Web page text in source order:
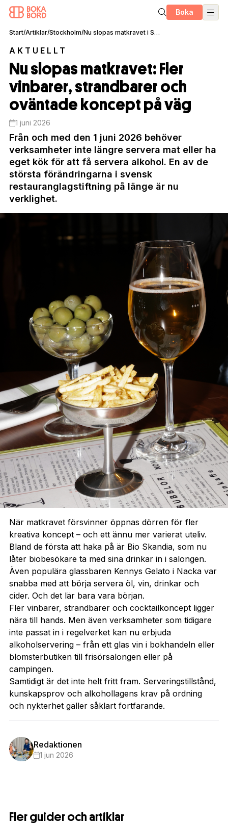
Boka
Start/Artiklar/Stockholm/ Nu slopas matkravet i Sverige
AKTUELLT
Nu slopas matkravet: Fler
vinbarer, strandbarer och
oväntade koncept på väg
1 juni 2026
Från och med den 1 juni 2026 behöver
verksamheter inte längre servera mat eller ha
eget kök för att få servera alkohol. En av de
största förändringarna i svensk
restauranglagstiftning på länge är nu
verklighet.
När matkravet försvinner öppnas dörren för fler
kreativa koncept – och ett ännu mer varierat uteliv.
Bland de första att haka på är Bio Skandia, som nu
låter biobesökare ta med sina drinkar in i salongen.
Även populära glassbaren Kennys Gelato i Nacka var
snabba med att börja servera öl, vin, drinkar och
cider. Och det lär bara vara början.
Fler vinbarer, strandbarer och cocktailkoncept ligger
nära till hands. Men även verksamheter som tidigare
inte passat in i regelverket kan nu erbjuda
alkoholservering – från ett glas vin i bokhandeln eller
blomsterbutiken till frisörsalongen eller på
campingen.
Samtidigt är det inte helt fritt fram. Serveringstillstånd,
kunskapsprov och alkohollagens krav på ordning
och nykterhet gäller såklart fortfarande.
Redaktionen
1 jun 2026
Fler guider och artiklar